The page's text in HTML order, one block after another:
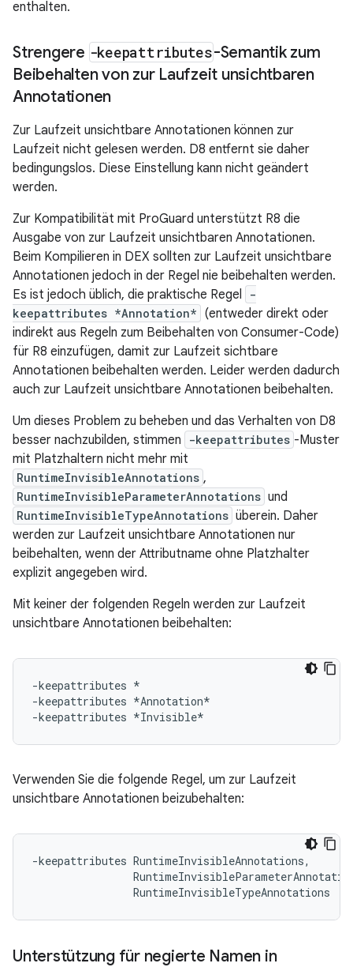
enthalten.
Strengere -keepattributes-Semantik zum
Beibehalten von zur Laufzeit unsichtbaren
Annotationen
Zur Laufzeit unsichtbare Annotationen können zur
Laufzeit nicht gelesen werden. D8 entfernt sie daher
bedingungslos. Diese Einstellung kann nicht geändert
werden.
Zur Kompatibilität mit ProGuard unterstützt R8 die
Ausgabe von zur Laufzeit unsichtbaren Annotationen.
Beim Kompilieren in DEX sollten zur Laufzeit unsichtbare
Annotationen jedoch in der Regel nie beibehalten werden.
Es ist jedoch üblich, die praktische Regel
-
keepattributes *Annotation* (entweder direkt oder
indirekt aus Regeln zum Beibehalten von Consumer-Code)
für R8 einzufügen, damit zur Laufzeit sichtbare
Annotationen beibehalten werden. Leider werden dadurch
auch zur Laufzeit unsichtbare Annotationen beibehalten.
Um dieses Problem zu beheben und das Verhalten von D8
besser nachzubilden, stimmen
-keepattributes -Muster
mit Platzhaltern nicht mehr mit
RuntimeInvisibleAnnotations ,
RuntimeInvisibleParameterAnnotations und
RuntimeInvisibleTypeAnnotations überein. Daher
werden zur Laufzeit unsichtbare Annotationen nur
beibehalten, wenn der Attributname ohne Platzhalter
explizit angegeben wird.
Mit keiner der folgenden Regeln werden zur Laufzeit
unsichtbare Annotationen beibehalten:
-keepattributes *
-keepattributes *Annotation*
Verwenden Sie die folgende Regel, um zur Laufzeit
unsichtbare Annotationen beizubehalten:
-keepattributes RuntimeInvisibleAnnotations,
Unterstützung für negierte Namen in